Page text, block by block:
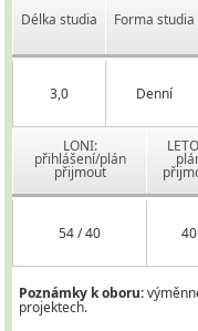
Délka studia Forma studia
3,0 Denní
LONI:
přihlášení/plán
přijmout
54 / 40 40
Poznámky k oboru:
projektech.